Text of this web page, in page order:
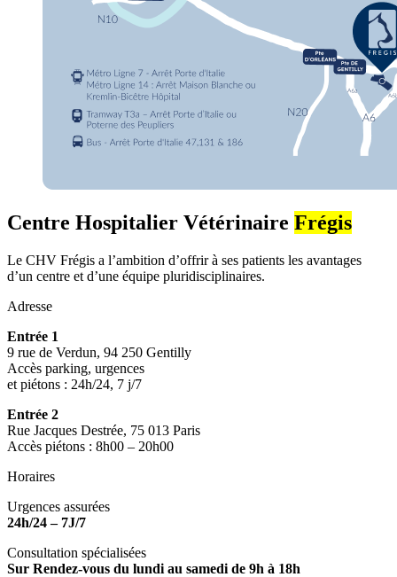
Centre Hospitalier Vétérinaire Frégis
Le CHV Frégis a l’ambition d’offrir à ses patients les avantages
d’un centre et d’une équipe pluridisciplinaires.
Adresse
Entrée 1
9 rue de Verdun, 94 250 Gentilly
Accès parking, urgences
et piétons : 24h/24, 7 j/7
Entrée 2
Rue Jacques Destrée, 75 013 Paris
Accès piétons : 8h00 – 20h00
Horaires
Urgences assurées
24h/24 – 7J/7
Consultation spécialisées
Sur Rendez-vous du lundi au samedi de 9h à 18h